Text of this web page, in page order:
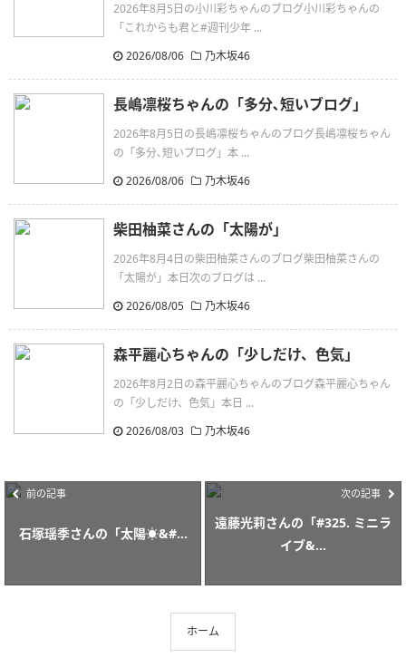
2026年8月5日の小川彩ちゃんのブログ小川彩ちゃんの
「これからも君と#週刊少年 ...
2026/08/06
乃木坂46
長嶋凛桜ちゃんの「多分､短いブログ」
2026年8月5日の長嶋凛桜ちゃんのブログ長嶋凛桜ちゃん
の「多分､短いブログ」本 ...
2026/08/06
乃木坂46
柴田柚菜さんの「太陽が」
2026年8月4日の柴田柚菜さんのブログ柴田柚菜さんの
「太陽が」本日次のブログは ...
2026/08/05
乃木坂46
森平麗心ちゃんの「少しだけ、色気」
2026年8月2日の森平麗心ちゃんのブログ森平麗心ちゃん
の「少しだけ、色気」本日 ...
2026/08/03
乃木坂46
前の記事
石塚瑶季さんの「太陽☀&#...
次の記事
遠藤光莉さんの「#325. ミニラ
イブ&...
ホーム